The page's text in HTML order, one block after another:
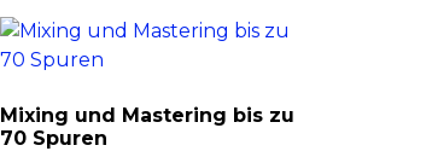
Mixing und Mastering bis zu
70 Spuren